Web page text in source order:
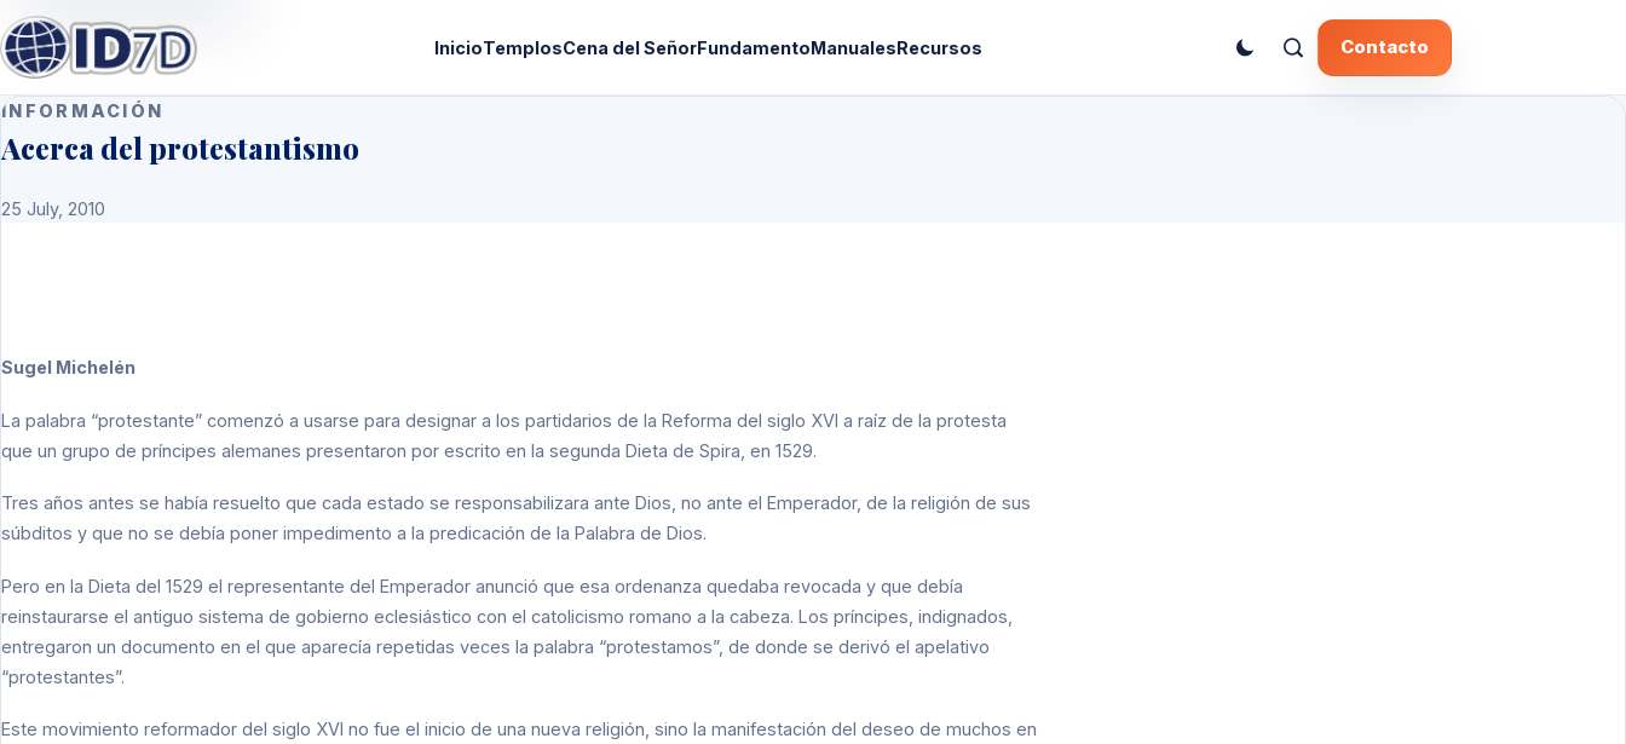
InicioTemplosCena del SeñorFundamentoManualesRecursos Contacto
INFORMACIÓN
Acerca del protestantismo
25 July, 2010
Sugel Michelén
La palabra “protestante” comenzó a usarse para designar a los partidarios de la Reforma del siglo XVI a raíz de la protesta
que un grupo de príncipes alemanes presentaron por escrito en la segunda Dieta de Spira, en 1529.
Tres años antes se había resuelto que cada estado se responsabilizara ante Dios, no ante el Emperador, de la religión de sus
súbditos y que no se debía poner impedimento a la predicación de la Palabra de Dios.
Pero en la Dieta del 1529 el representante del Emperador anunció que esa ordenanza quedaba revocada y que debía
reinstaurarse el antiguo sistema de gobierno eclesiástico con el catolicismo romano a la cabeza. Los príncipes, indignados,
entregaron un documento en el que aparecía repetidas veces la palabra “protestamos”, de donde se derivó el apelativo
“protestantes”.
Este movimiento reformador del siglo XVI no fue el inicio de una nueva religión, sino la manifestación del deseo de muchos en